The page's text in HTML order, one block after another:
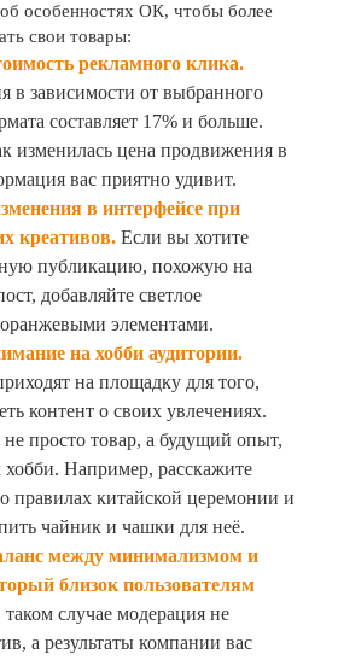
особенностях ОК, чтобы более
свои товары:
рекламного клика.
в зависимости от выбранного
составляет 17% и больше.
изменилась цена продвижения в
вас приятно удивит.
в интерфейсе при
креативов. Если вы хотите
публикацию, похожую на
добавляйте светлое
элементами.
на хобби аудитории.
на площадку для того,
контент о своих увлечениях.
просто товар, а будущий опыт,
хобби. Например, расскажите
правилах китайской церемонии и
чайник и чашки для неё.
между минимализмом и
близок пользователям
случае модерация не
а результаты компании вас